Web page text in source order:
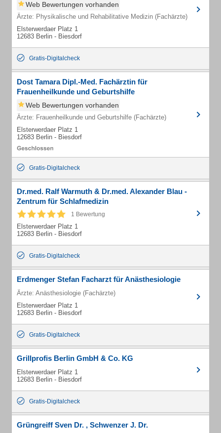
Web Bewertungen vorhanden
Ärzte: Physikalische und Rehabilitative Medizin (Fachärzte)
Elsterwerdaer Platz 1
12683 Berlin - Biesdorf
Gratis-Digitalcheck
Dost Tamara Dipl.-Med. Fachärztin für
Frauenheilkunde und Geburtshilfe
Web Bewertungen vorhanden
Ärzte: Frauenheilkunde und Geburtshilfe (Fachärzte)
Elsterwerdaer Platz 1
12683 Berlin - Biesdorf
Gratis-Digitalcheck
Dr.med. Ralf Warmuth & Dr.med. Alexander Blau -
Zentrum für Schlafmedizin
1 Bewertung
Elsterwerdaer Platz 1
12683 Berlin - Biesdorf
Gratis-Digitalcheck
Erdmenger Stefan Facharzt für Anästhesiologie
Ärzte: Anästhesiologie (Fachärzte)
Elsterwerdaer Platz 1
12683 Berlin - Biesdorf
Gratis-Digitalcheck
Grillprofis Berlin GmbH & Co. KG
Elsterwerdaer Platz 1
12683 Berlin - Biesdorf
Gratis-Digitalcheck
Grüngreiff Sven Dr. , Schwenzer J. Dr.